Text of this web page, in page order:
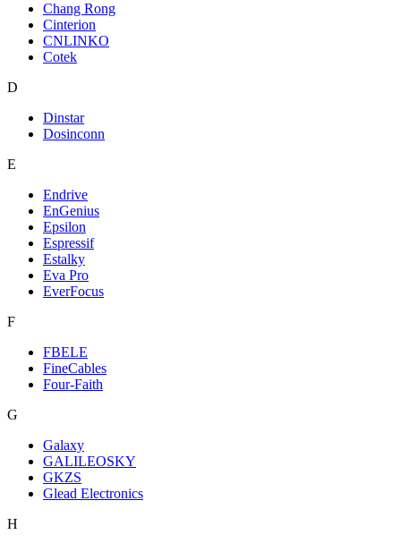
Chang Rong
Cinterion
CNLINKO
Cotek
D
Dinstar
Dosinconn
E
Endrive
EnGenius
Epsilon
Espressif
Estalky
Eva Pro
EverFocus
F
FBELE
FineCables
Four-Faith
G
Galaxy
GALILEOSKY
GKZS
Glead Electronics
H